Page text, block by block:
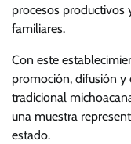
procesos productivos
familiares.
Con este
promoción, difusión y
tradicional
una muestra
estado.